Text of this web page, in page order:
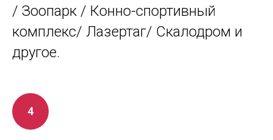
/ Зоопарк / Конно-спортивный
комплекс/ Лазертаг/ Скалодром и
другое.